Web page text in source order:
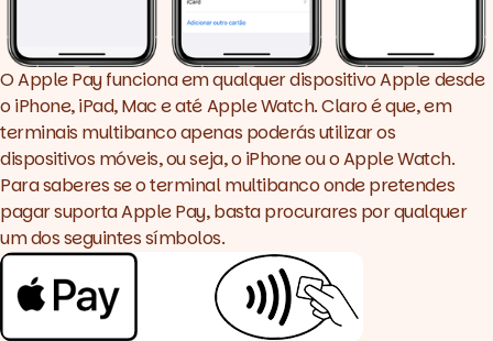
O Apple Pay funciona em qualquer dispositivo Apple desde
o iPhone, iPad, Mac e até Apple Watch. Claro é que, em
terminais multibanco apenas poderás utilizar os
dispositivos móveis, ou seja, o iPhone ou o Apple Watch.
Para saberes se o terminal multibanco onde pretendes
pagar suporta Apple Pay, basta procurares por qualquer
um dos seguintes símbolos.